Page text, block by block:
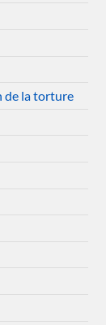
de la torture